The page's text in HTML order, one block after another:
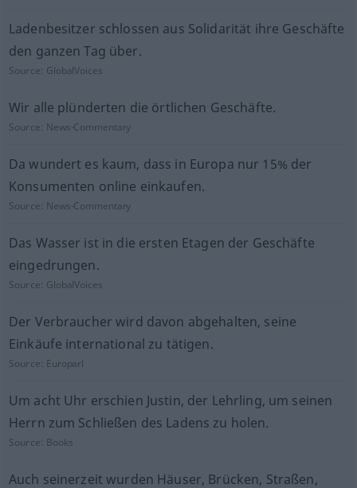
Ladenbesitzer schlossen aus Solidarität ihre Geschäfte
den ganzen Tag über.
Source: GlobalVoices
Wir alle plünderten die örtlichen Geschäfte.
Source: News-Commentary
Da wundert es kaum, dass in Europa nur 15% der
Konsumenten online einkaufen.
Source: News-Commentary
Das Wasser ist in die ersten Etagen der Geschäfte
eingedrungen.
Source: GlobalVoices
Der Verbraucher wird davon abgehalten, seine
Einkäufe international zu tätigen.
Source: Europarl
Um acht Uhr erschien Justin, der Lehrling, um seinen
Herrn zum Schließen des Ladens zu holen.
Source: Books
Auch seinerzeit wurden Häuser, Brücken, Straßen,